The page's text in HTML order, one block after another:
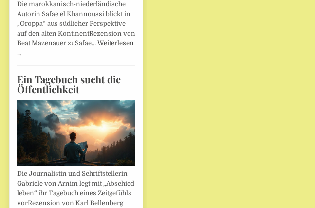
Die marokkanisch-niederländische
Autorin Safae el Khannoussi blickt in
„Oroppa“ aus südlicher Perspektive
auf den alten KontinentRezension von
Beat Mazenauer zuSafae… Weiterlesen
…
Ein Tagebuch sucht die
Öffentlichkeit
Die Journalistin und Schriftstellerin
Gabriele von Arnim legt mit „Abschied
leben“ ihr Tagebuch eines Zeitgefühls
vorRezension von Karl Bellenberg